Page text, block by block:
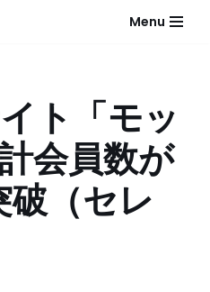
Menu
ト「モッ
会員数が
破（セレ